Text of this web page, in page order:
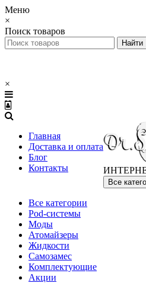
Меню
×
Поиск товаров
×
Главная
Доставка и оплата
Блог
Контакты
Все
Все категории
Pod-системы
Моды
Атомайзеры
Жидкости
Самозамес
Комплектующие
Акции